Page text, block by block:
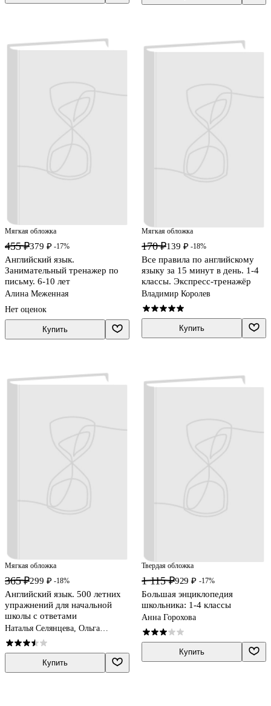
Мягкая обложка
455 ₽379 ₽ -17%
Английский язык.
Занимательный тренажер по
письму. 6-10 лет
Алина Меженная
Нет оценок
Купить
Мягкая обложка
170 ₽139 ₽ -18%
Все правила по английскому
языку за 15 минут в день. 1-4
классы. Экспресс-тренажёр
Владимир Королев
Купить
Мягкая обложка
365 ₽299 ₽ -18%
Английский язык. 500 летних
упражнений для начальной
школы с ответами
Наталья Селянцева, Ольга
Чалышева
Купить
Твердая обложка
1 115 ₽929 ₽ -17%
Большая энциклопедия
школьника: 1-4 классы
Анна Горохова
Купить